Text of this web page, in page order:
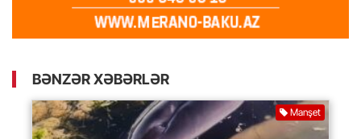
BƏNZƏR XƏBƏRLƏR
Manşet